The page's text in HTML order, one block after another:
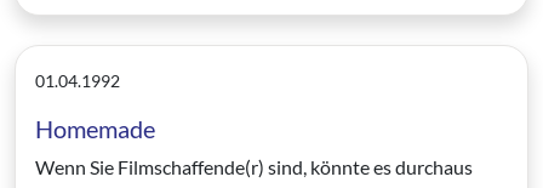
01.04.1992
Homemade
Wenn Sie Filmschaffende(r) sind, könnte es durchaus